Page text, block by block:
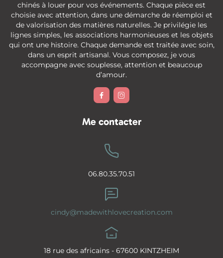
chinés à louer pour vos événements. Chaque pièce est
choisie avec attention, dans une démarche de réemploi et
de valorisation des matières naturelles. Je privilégie les
lignes simples, les associations harmonieuses et les objets
qui ont une histoire. Chaque demande est traitée avec soin,
dans un esprit artisanal. Vous composez, je vous
accompagne avec souplesse, attention et beaucoup
d’amour.
 
Me contacter
06.80.35.70.51
cindy@madewithlovecreation.com
18 rue des africains - 67600 KINTZHEIM